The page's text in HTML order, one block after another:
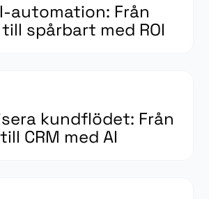
automation: Från
spårbart med ROI
kundflödet: Från
CRM med AI